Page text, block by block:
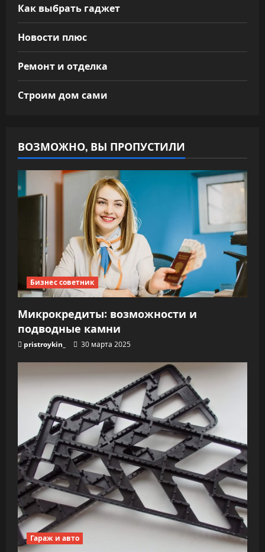
Как выбрать гаджет
Новости плюс
Ремонт и отделка
Строим дом сами
ВОЗМОЖНО, ВЫ ПРОПУСТИЛИ
Бизнес советник
Микрокредиты: возможности и
подводные камни
pristroykin_ 30 марта 2025
Гараж и авто